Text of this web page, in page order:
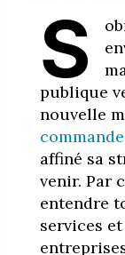
S
publique
nouvelle
affiné sa
venir. Par
entendre
services